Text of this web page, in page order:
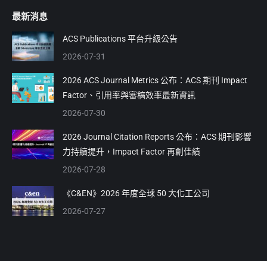
opens
in
new
opens
in
new
最新消息
ACS Publications 平台升級公告
2026-07-31
2026 ACS Journal Metrics 公布：ACS 期刊 Impact
Factor、引用率與審稿效率最新資訊
2026-07-30
2026 Journal Citation Reports 公布：ACS 期刊影響
力持續提升，Impact Factor 再創佳績
2026-07-28
《C&EN》2026 年度全球 50 大化工公司
2026-07-27